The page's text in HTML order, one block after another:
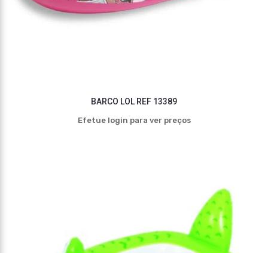
BARCO LOL REF 13389
Efetue login para ver preços